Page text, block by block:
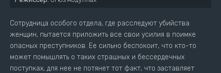
Сотрудница особого отдела, где расследуют убийства
женщин, пытается приложить все свои усилия в поимке
опасных преступников. Ее сильно беспокоит, что кто-то
может помышлять о таких страшных и бессердечных
поступках, для нее не потянет тот факт, что заставляет